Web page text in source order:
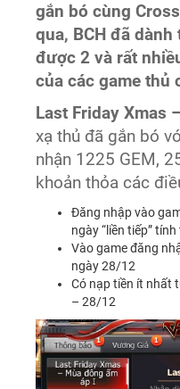
gắn bó cùng
qua, BCH đã
được 2 và rất
của các game thủ
Last Friday Xmas
xạ thủ đã gắn bó
nhận 1225 GEM,
khoản thỏa các
Đăng nhập vào
ngày “liền tiếp”
Vào game đăng
ngày 28/12
Có nạp tiền ít nhất
– 28/12